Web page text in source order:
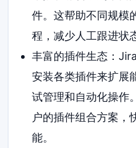
件。这帮助不同规模
程，减少人工跟进状
丰富的插件生态：
安装各类插件来扩展
试管理和自动化操作
户的插件组合方案，
能。